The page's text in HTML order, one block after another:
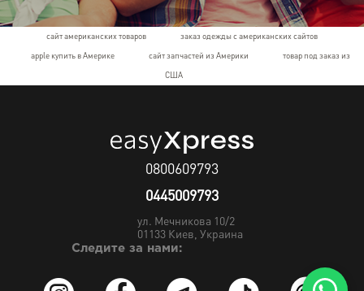
сайт американских товаров заказ одежды с американских сайтов
apple купить в Америке сайт запчастей из Америки товар под заказ из
США
0800609793
0445009793
ул. Мечникова 10/2
01133 Киев, Украина
Следите за нами: